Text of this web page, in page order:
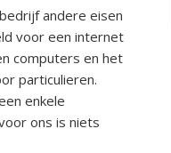
andere eisen
voor een internet
computers en het
particulieren.
enkele
ons is niets